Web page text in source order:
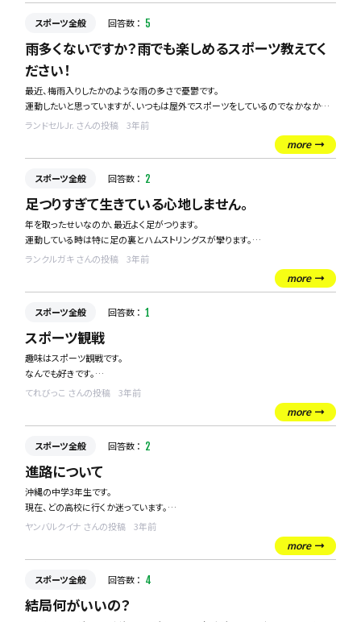
スポーツ全般 回答数 ： 5
雨多くないですか？雨でも楽しめるスポーツ教えてく
ださい！
最近、梅雨入りしたかのような雨の多さで憂鬱です。
運動したいと思っていますが、いつもは屋外でスポーツをしているのでなかなかで
きていません。
ランドセルJr. さんの投稿
3年前
more
スポーツ全般 回答数 ： 2
足つりすぎて生きている心地しません。
年を取ったせいなのか、最近よく足がつります。
運動している時は特に足の裏とハムストリングスが攣ります。
ランクルガキ さんの投稿
3年前
more
スポーツ全般 回答数 ： 1
スポーツ観戦
趣味はスポーツ観戦です。
なんでも好きです。
平日の昼間でもみれるスポーツなどはありますか？
海外中継でもいいのでテレビ以外でおすすめのサイトなどもあれば教えてくださ
い。
てれびっこ さんの投稿
3年前
more
スポーツ全般 回答数 ： 2
進路について
沖縄の中学3年生です。
現在、どの高校に行くか迷っています。
スポーツでも成績を残すことが出来ているので、スポーツ推薦などお話をいただい
ているのですが、正直この世の中スポーツで生活できるほど甘くないと思います。
宜しくお願い致します。
ヤンバルクイナ さんの投稿
3年前
more
スポーツ全般 回答数 ： 4
結局何がいいの？